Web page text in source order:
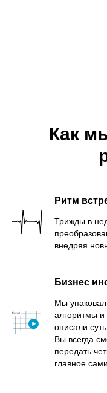
Как
Ритм
Трижды в
внедряя
Бизнес
Мы
алгоритмы
описали
Вы всегда
передать
главное